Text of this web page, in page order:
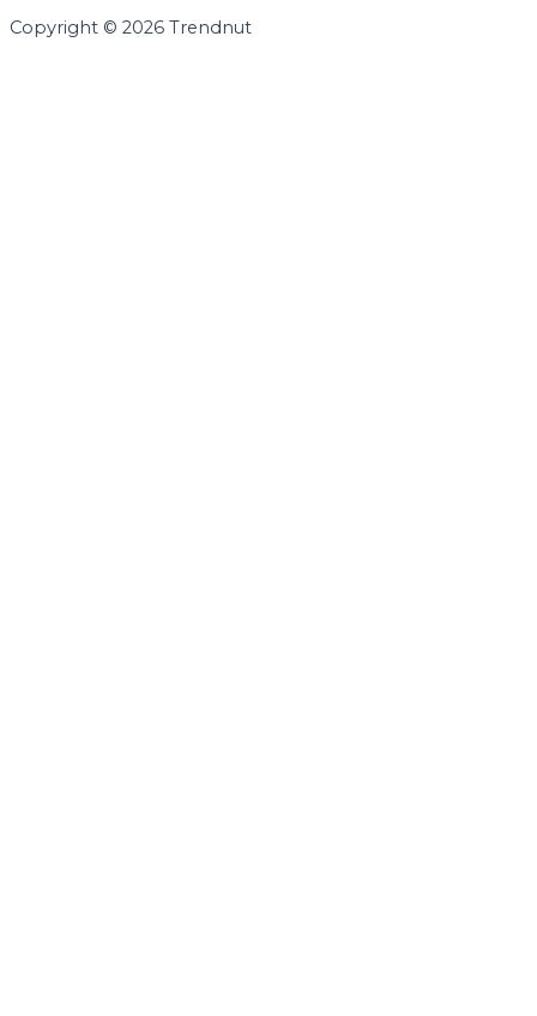
Copyright © 2026 Trendnut